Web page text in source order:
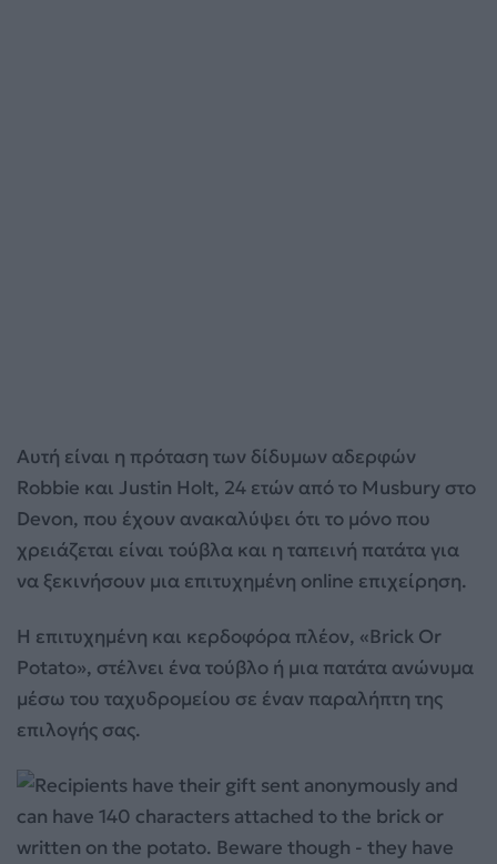
Αυτή είναι η πρόταση των δίδυμων αδερφών
Robbie και Justin Holt, 24 ετών από το Musbury στο
Devon, που έχουν ανακαλύψει ότι το μόνο που
χρειάζεται είναι τούβλα και η ταπεινή πατάτα για
να ξεκινήσουν μια επιτυχημένη online επιχείρηση.
H επιτυχημένη και κερδοφόρα πλέον, «Brick Or
Potato», στέλνει ένα τούβλο ή μια πατάτα ανώνυμα
μέσω του ταχυδρομείου σε έναν παραλήπτη της
επιλογής σας.